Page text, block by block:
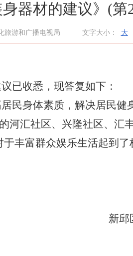
器材的建议》(第
旅游和广播电视局 文字大小： 大
已收悉，现答复如下：
民身体素质，解决居民健
河汇社区、兴隆社区、汇
于丰富群众娱乐生活起到
新邱